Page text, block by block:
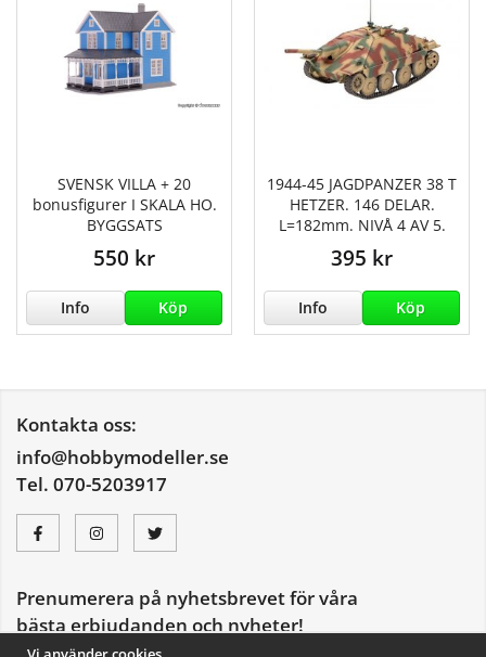
SVENSK VILLA + 20
bonusfigurer I SKALA HO.
BYGGSATS
550 kr
Info Köp
1944-45 JAGDPANZER 38 T
HETZER. 146 DELAR.
L=182mm. NIVÅ 4 AV 5.
395 kr
Info Köp
Kontakta oss:
info@hobbymodeller.se
Tel. 070-5203917
Prenumerera på nyhetsbrevet för våra
bästa erbjudanden och nyheter!